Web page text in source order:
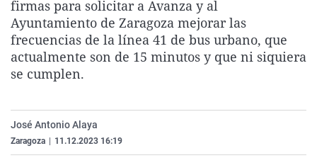
La rosa de los vientos
Gente viajera
Como el perro y el
Caso
Retornados
Equipo de
Extremadura
Galicia
La Rioja
País Vasco
Virales
Televisión
Elecciones
firmas para solicitar a Avanza y al
Ayuntamiento de Zaragoza mejorar las
frecuencias de la línea 41 de bus urbano, que
actualmente son de 15 minutos y que ni siquiera
se cumplen.
José Antonio Alaya
Zaragoza 11.12.2023 16:19